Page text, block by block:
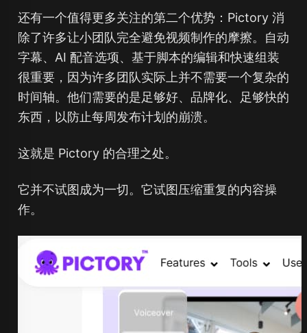
还有一个值得更多关注的第二个优势：Pictory 消
除了许多让小团队完全避免视频制作的摩擦。自动
字幕、AI 配音选项、基于脚本的编辑和快速组装
很重要，因为许多团队实际上并不需要一个复杂的
时间轴。他们需要的是足够好、品牌化、足够快的
东西，以防止每周发布计划的崩溃。
这就是 Pictory 的合理之处。
它并不试图成为一切。它试图压缩重复的内容操
作。